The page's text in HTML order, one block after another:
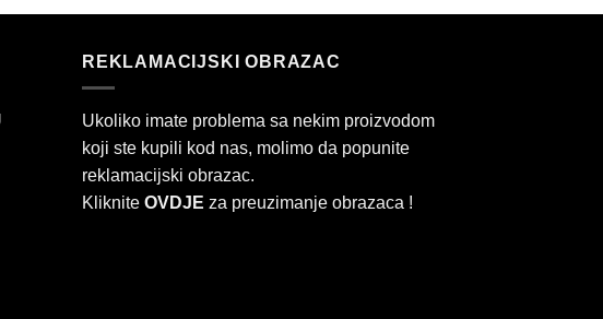
REKLAMACIJSKI OBRAZAC
Ukoliko imate problema sa nekim proizvodom
koji ste kupili kod nas, molimo da popunite
reklamacijski obrazac.
Kliknite OVDJE za preuzimanje obrazaca !